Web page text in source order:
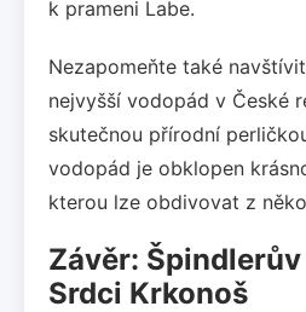
k prameni Labe.
Nezapomeňte také navštívit
nejvyšší vodopád v České
skutečnou přírodní
vodopád je obklopen
kterou lze obdivovat z
Závěr:
Srdci Krkonoš